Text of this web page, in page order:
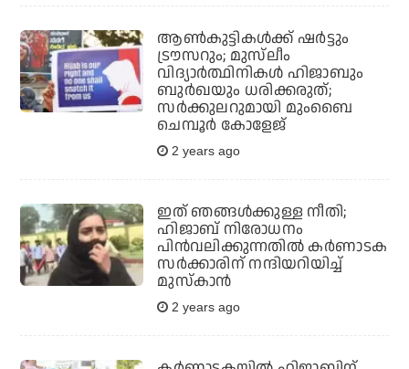
ആണ്‍കുട്ടികള്‍ക്ക് ഷര്‍ട്ടും
ട്രൗസറും; മുസ്‌ലീം
വിദ്യാര്‍ത്ഥിനികള്‍ ഹിജാബും
ബുര്‍ഖയും ധരിക്കരുത്;
സര്‍ക്കുലറുമായി മുംബൈ
ചെമ്പൂര്‍ കോളേജ്
2 years ago
ഇത് ഞങ്ങള്‍ക്കുള്ള നീതി;
ഹിജാബ് നിരോധനം
പിന്‍വലിക്കുന്നതില്‍ കര്‍ണാടക
സര്‍ക്കാരിന് നന്ദിയറിയിച്ച്
മുസ്കാൻ
2 years ago